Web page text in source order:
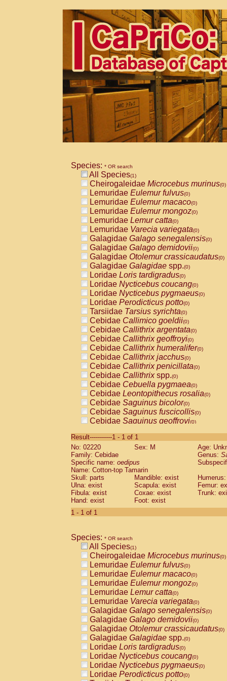
Species: * OR search
All Species(1)
Cheirogaleidae Microcebus murinus(0)
Lemuridae Eulemur fulvus(0)
Lemuridae Eulemur macaco(0)
Lemuridae Eulemur mongoz(0)
Lemuridae Lemur catta(0)
Lemuridae Varecia variegata(0)
Galagidae Galago senegalensis(0)
Galagidae Galago demidovii(0)
Galagidae Otolemur crassicaudatus(0)
Galagidae Galagidae spp.(0)
Loridae Loris tardigradus(0)
Loridae Nycticebus coucang(0)
Loridae Nycticebus pygmaeus(0)
Loridae Perodicticus potto(0)
Tarsiidae Tarsius syrichta(0)
Cebidae Callimico goeldii(0)
Cebidae Callithrix argentata(0)
Cebidae Callithrix geoffroyi(0)
Cebidae Callithrix humeralifer(0)
Cebidae Callithrix jacchus(0)
Cebidae Callithrix penicillata(0)
Cebidae Callithrixspp.(0)
Cebidae Cebuella pygmaea(0)
Cebidae Leontopithecus rosalia(0)
Cebidae Saguinus bicolor(0)
Cebidae Saguinus fuscicollis(0)
Cebidae Saguinus geoffroyi(0)
CebidaeSaguinus labiatus(0)
Cebidae Saguinus leucopus (0)
Cebidae
CebidaeSaguinus mystax
Cebidae Saguinus nigricollis (0)
Cebidae Saguinus oedipus
Cebidae Saguinus weddelli
Cebidae Saguinusspp.
Cebidae
CebidaeCebus capucinus
CebidaeCebus nigrivittatus
CebidaeCebus spp.(0)
CebidaeSaimiri boliviensis(0)
CebidaeSaimiri sciureus(0)
AtelidaeAlouatta caraya(0)
AtelidaeAlouatta fusca(0)
AtelidaeAlouatta seniculus(0)
AtelidaeAlouattaspp.(0)
AtelidaeAteles belzebuth(0)
AtelidaeAteles geoffroyi(0)
AtelidaeAteles paniscus(0)
AtelidaeAtelesspp.(0)
AtelidaeLagothrix lagothricha(0)
AtelidaeLagothrix lagothricha cana
PitheciidaeCacajao calvus
Result-----------1 - 1 of 1
No: 02220
Sex: M
Age:
Family: Cebidae
Genus:
Specific name: oedipus
Name: Cotton-top Tamarin
Skull: parts
Mandible: exist
Ulna: exist
Scapula: exist
Femur:
Fibula: exist
Coxae: exist
Trunk:
Hand: exist
Foot: exist
1 - 1 of 1
Species: * OR search
All Species(1)
Cheirogaleidae Microcebus murinus(0)
Lemuridae Eulemur fulvus(0)
Lemuridae Eulemur macaco(0)
Lemuridae Eulemur mongoz(0)
Lemuridae Lemur catta(0)
Lemuridae Varecia variegata(0)
Galagidae Galago senegalensis(0)
Galagidae Galago demidovii(0)
Galagidae Otolemur crassicaudatus(0)
Galagidae Galagidae spp.(0)
Loridae Loris tardigradus(0)
Loridae Nycticebus coucang(0)
Loridae Nycticebus pygmaeus(0)
Loridae Perodicticus potto(0)